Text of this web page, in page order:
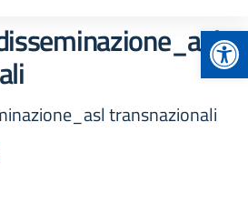
transnazionali